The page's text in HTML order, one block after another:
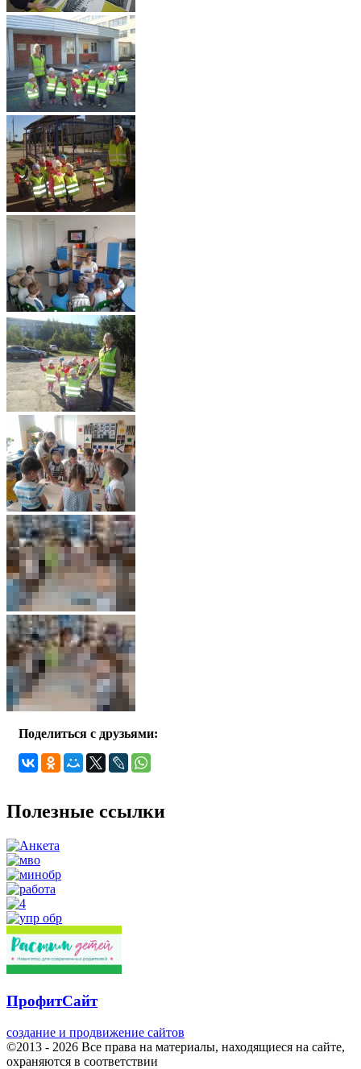
Поделиться с друзьями:
Полезные ссылки
ПрофитСайт
создание и продвижение сайтов
©2013 - 2026 Все права на материалы, находящиеся на сайте,
охраняются в соответствии